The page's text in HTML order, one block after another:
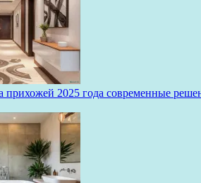
прихожей 2025 года современные